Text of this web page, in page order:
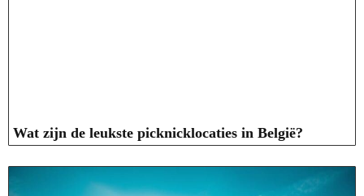
Wat zijn de leukste picknicklocaties in België?